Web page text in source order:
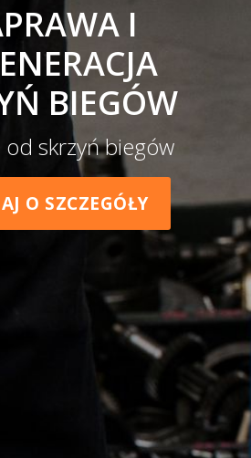
I
BIEGÓW
od skrzyń biegów
O SZCZEGÓŁY